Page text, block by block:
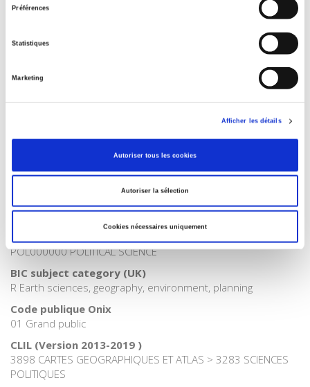
Préférences
Statistiques
Marketing
Afficher les détails
Autoriser tous les cookies
Autoriser la sélection
Cookies nécessaires uniquement
Catégorie (éditeur)
Developpement /
Politiques de la Terre
Internet Hierarchy>Géopolitique>Questions migratoires
Internet Hierarchy>Environnement
Internet Hierarchy>Géopolitique
Internet Hierarchy>International
POL000000 POLITICAL SCIENCE
BIC subject category (UK)
R Earth sciences, geography, environment, planning
Code publique Onix
01 Grand public
CLIL (Version 2013-2019 )
3898 CARTES GEOGRAPHIQUES ET ATLAS > 3283 SCIENCES
POLITIQUES